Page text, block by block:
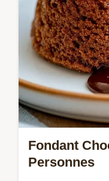
Fondant
Personnes